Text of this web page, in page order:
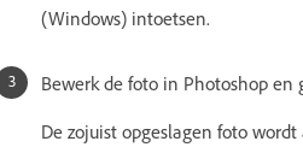
(Windows) intoetsen.
Bewerk de foto in Photoshop en
De zojuist opgeslagen foto